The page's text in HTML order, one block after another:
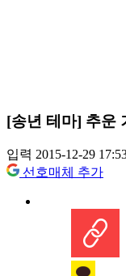
[송년 테마] 추운
입력 2015-12-29
선호매체 추가